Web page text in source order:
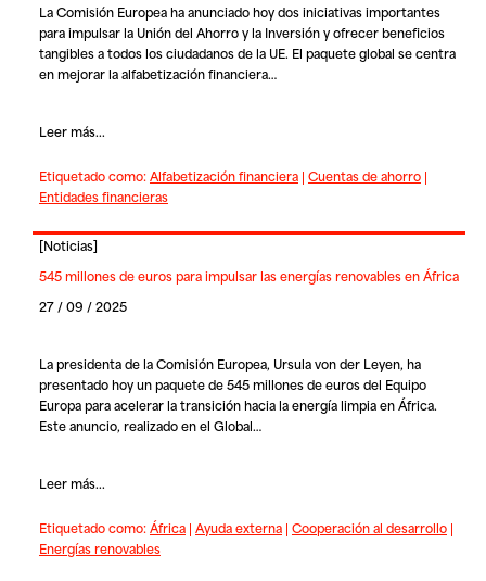
La Comisión Europea ha anunciado hoy dos iniciativas importantes
para impulsar la Unión del Ahorro y la Inversión y ofrecer beneficios
tangibles a todos los ciudadanos de la UE. El paquete global se centra
en mejorar la alfabetización financiera…
Leer más...
Etiquetado como:Alfabetización financiera| Cuentas de ahorro|
Entidades financieras
[Noticias]
545 millones de euros para impulsar las energías renovables en África
27 / 09 / 2025
La presidenta de la Comisión Europea, Ursula von der Leyen, ha
presentado hoy un paquete de 545 millones de euros del Equipo
Europa para acelerar la transición hacia la energía limpia en África.
Este anuncio, realizado en el Global…
Leer más...
Etiquetado como:África| Ayuda externa| Cooperación al desarrollo|
Energías renovables